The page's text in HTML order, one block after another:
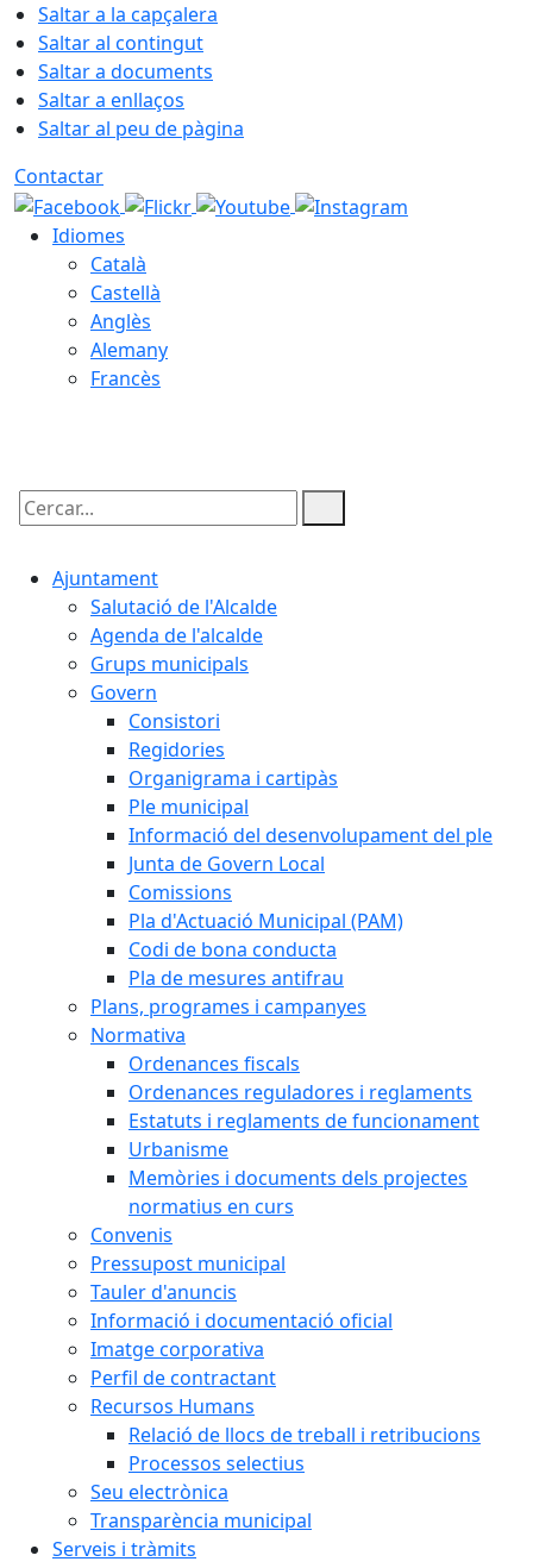
Saltar a la capçalera
Saltar al contingut
Saltar a documents
Saltar a enllaços
Saltar al peu de pàgina
Contactar
Idiomes
Català
Castellà
Anglès
Alemany
Francès
Cercar:
Ajuntament
Salutació de l'Alcalde
Agenda de l'alcalde
Grups municipals
Govern
Consistori
Regidories
Organigrama i cartipàs
Ple municipal
Informació del desenvolupament del ple
Junta de Govern Local
Comissions
Pla d'Actuació Municipal (PAM)
Codi de bona conducta
Pla de mesures antifrau
Plans, programes i campanyes
Normativa
Ordenances fiscals
Ordenances reguladores i reglaments
Estatuts i reglaments de funcionament
Urbanisme
Memòries i documents dels projectes
normatius en curs
Convenis
Pressupost municipal
Tauler d'anuncis
Informació i documentació oficial
Imatge corporativa
Perfil de contractant
Recursos Humans
Relació de llocs de treball i retribucions
Processos selectius
Seu electrònica
Transparència municipal
Serveis i tràmits